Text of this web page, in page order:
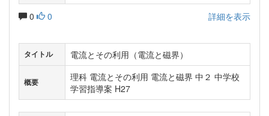
0 0 詳細を表示
タイトル 電流とその利用（電流と磁界）
概要
理科 電流とその利用 電流と磁界 中２ 中学校
学習指導案 H27